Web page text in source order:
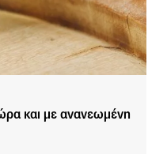
και με ανανεωμένη